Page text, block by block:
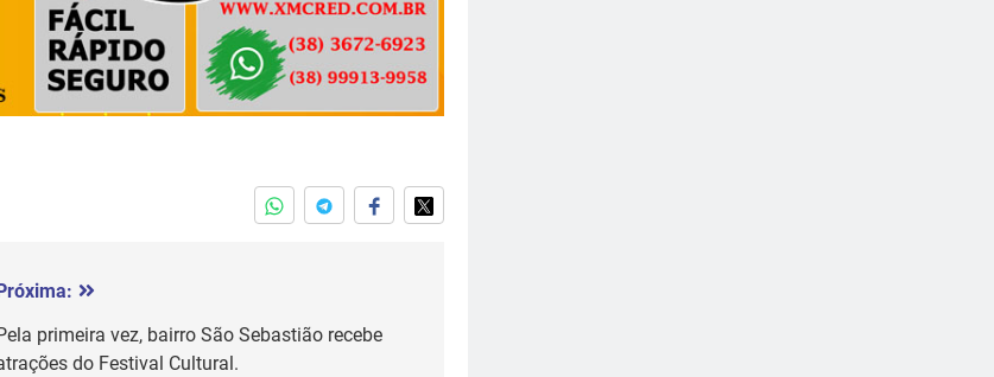
Próxima:
primeira vez, bairro São Sebastião recebe
do Festival Cultural.